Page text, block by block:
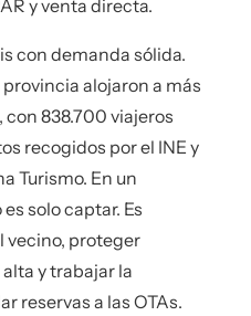
y venta directa.
con demanda sólida.
alojaron a más
con 838.700 viajeros
recogidos por el INE y
Turismo. En un
solo captar. Es
vecino, proteger
y trabajar la
reservas a las OTAs.